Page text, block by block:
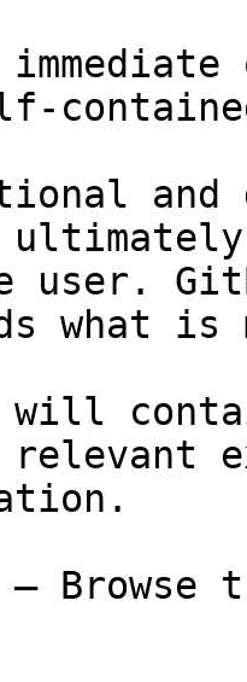
and
user.
what
will
relevant
Browse